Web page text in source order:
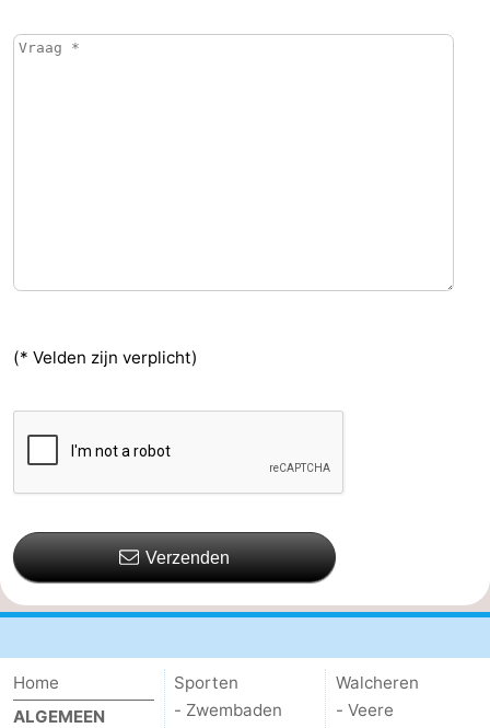
(* Velden zijn verplicht)
Verzenden
Home
ALGEMEEN
Sporten
- Zwembaden
Walcheren
- Veere